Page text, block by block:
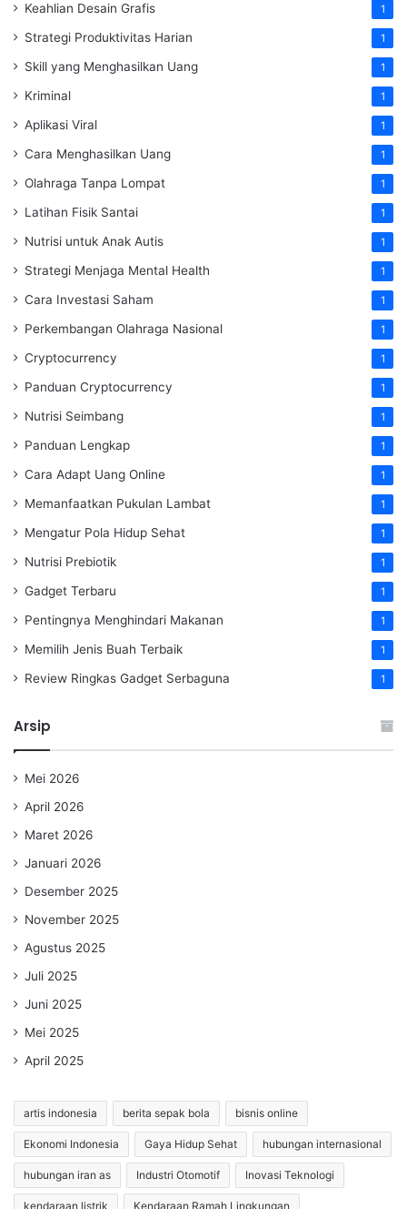
Keahlian Desain Grafis 1
Strategi Produktivitas Harian 1
Skill yang Menghasilkan Uang 1
Kriminal 1
Aplikasi Viral 1
Cara Menghasilkan Uang 1
Olahraga Tanpa Lompat 1
Latihan Fisik Santai 1
Nutrisi untuk Anak Autis 1
Strategi Menjaga Mental Health 1
Cara Investasi Saham 1
Perkembangan Olahraga Nasional 1
Cryptocurrency 1
Panduan Cryptocurrency 1
Nutrisi Seimbang 1
Panduan Lengkap 1
Cara Adapt Uang Online 1
Memanfaatkan Pukulan Lambat 1
Mengatur Pola Hidup Sehat 1
Nutrisi Prebiotik 1
Gadget Terbaru 1
Pentingnya Menghindari Makanan 1
Memilih Jenis Buah Terbaik 1
Review Ringkas Gadget Serbaguna 1
Arsip
Mei 2026
April 2026
Maret 2026
Januari 2026
Desember 2025
November 2025
Agustus 2025
Juli 2025
Juni 2025
Mei 2025
April 2025
artis indonesia berita sepak bola bisnis online
Ekonomi Indonesia Gaya Hidup Sehat hubungan internasional
hubungan iran as Industri Otomotif Inovasi Teknologi
kendaraan listrik Kendaraan Ramah Lingkungan